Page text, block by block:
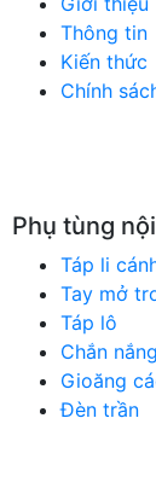
Thông tin
Kiến thức
Chính
Phụ tùng
Táp li
Tay mở
Táp lô
Chắn
Gioăng
Đèn trần